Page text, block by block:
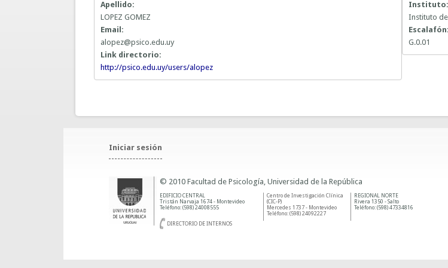
Apellido:
LOPEZ GOMEZ
Email:
alopez@psico.edu.uy
Link directorio:
http://psico.edu.uy/users/alopez
Instituto:
Instituto
Escalafón:
G.0.01
Iniciar sesión
© 2010 Facultad de Psicología, Universidad de la República
REGIONAL NORTE
Rivera 1350 - Salto
Teléfono: (598) 47334816
Centro de Investigación Clínica
(CIC-P)
Mercedes 1737 - Montevideo
Teléfono: (598) 24092227
EDIFICIO CENTRAL
Tristán Narvaja 1674 - Montevideo
Teléfono: (598) 24008555
DIRECTORIO DE INTERNOS